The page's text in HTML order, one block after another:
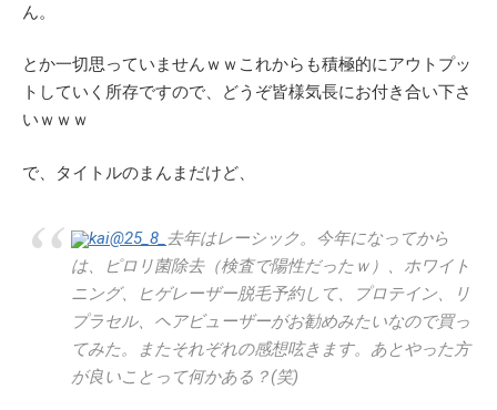
ん。
とか一切思っていませんｗｗこれからも積極的にアウトプッ
トしていく所存ですので、どうぞ皆様気長にお付き合い下さ
いｗｗｗ
で、タイトルのまんまだけど、
kai@25_8_ 去年はレーシック。今年になってから
は、ピロリ菌除去（検査で陽性だったｗ）、ホワイト
ニング、ヒゲレーザー脱毛予約して、プロテイン、リ
プラセル、ヘアビューザーがお勧めみたいなので買っ
てみた。またそれぞれの感想呟きます。あとやった方
が良いことって何かある？(笑)